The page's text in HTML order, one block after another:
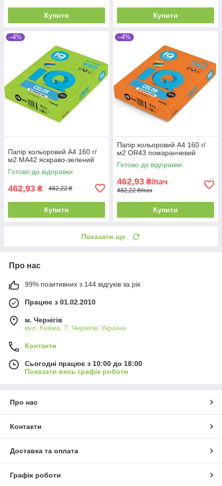
Купити Купити
–4%
Папір кольоровий А4 160 г/
м2 MA42 яскраво-зелений
Готово до відправки
462,93 ₴ 482,22 ₴
Купити
–4%
Папір кольоровий А4 160 г/
м2 OR43 помаранчевий
Готово до відправки
462,93 ₴/пач
482,22 ₴/пач
Купити
Показати ще
Про нас
99% позитивних з 144 відгуків за рік
Працює з 01.02.2010
м. Чернігів
вул. Княжа, 7, Чернігів, Україна
Контакти
Сьогодні працює з 10:00 до 18:00
Показати весь графік роботи
Про нас
Контакти
Доставка та оплата
Графік роботи